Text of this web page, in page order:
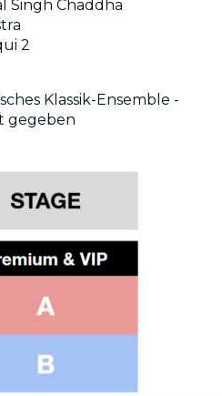
Singh Chaddha
2
Klassik-Ensemble -
gegeben